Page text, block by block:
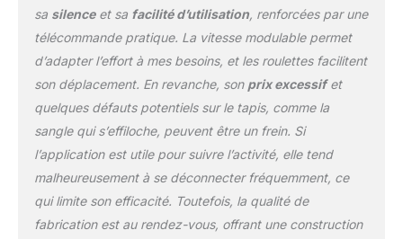
sa silenceet sa facilité d’utilisation, renforcées par une
télécommande pratique. La vitesse modulable permet
d’adapter l’effort à mes besoins, et les roulettes facilitent
son déplacement. En revanche, son prix excessifet
quelques défauts potentiels sur le tapis, comme la
sangle qui s’effiloche, peuvent être un frein. Si
l’application est utile pour suivre l’activité, elle tend
malheureusement à se déconnecter fréquemment, ce
qui limite son efficacité. Toutefois, la qualité de
fabrication est au rendez-vous, offrant une construction